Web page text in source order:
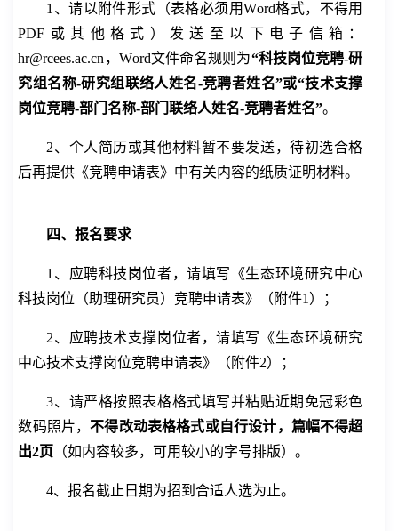
1 、请以附件形式（表格必须用Word格式，不得用
PDF 或其 他 格式）发送至以下电子信箱：
hr@rcees.ac.cn ， Word文件命名规则为“科技岗位竞聘-研
究组名称-研究组联络人姓名-竞聘者姓名”或“技术支撑
岗位竞聘-部门名称-部门联络人姓名-竞聘者姓名”。
2、个人简历或其他材料暂不要发送，待初选合格
后再提供《竞聘申请表》中有关内容的纸质证明材料。
四、报名要求
1 、应聘科技岗位者，请填写《生态环境研究中心
科技岗位（助理研究员）竞聘申请表》 （附件1 ） ；
2、 应聘技术支撑岗位者，请填写《生态环境研究
中心技术支撑岗位竞聘申请表》
（附件2）；
3、请严格按照表格格式填写并粘贴近期免冠彩色
数码照片，不得改动表格格式或自行设计，篇幅不得超
出2页 （如内容较多，可用较小的字号排版）。
4、报名截止 日期为招到合适人选为止。